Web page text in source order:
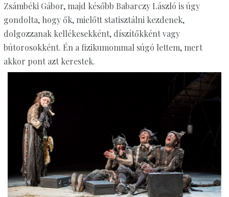
Zsámbéki Gábor, majd később Babarczy László is úgy
gondolta, hogy ők, mielőtt statisztálni kezdenek,
dolgozzanak kellékesekként, díszítőkként vagy
bútorosokként. Én a fizikumommal súgó lettem, mert
akkor pont azt kerestek.